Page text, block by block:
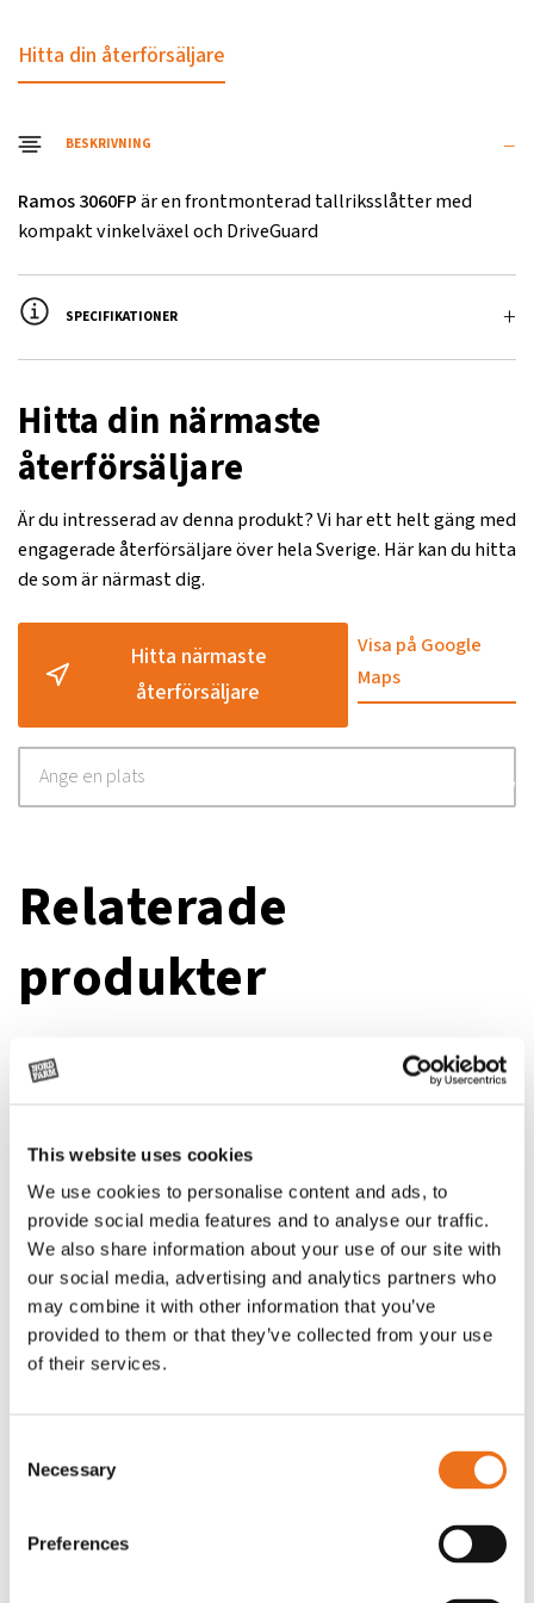
This website uses cookies
We use cookies to personalise content and ads, to
provide social media features and to analyse our traffic.
We also share information about your use of our site with
our social media, advertising and analytics partners who
may combine it with other information that you’ve
provided to them or that they’ve collected from your use
of their services.
Selection
Necessary
Preferences
Hitta din återförsäljare
BESKRIVNING
Ramos 3060FPär en frontmonterad tallriksslåtter med
kompakt vinkelväxel och DriveGuard
SPECIFIKATIONER
Arbetsbredd, mm
3000
Transportbredd, mm
3000
Driveguard
Standard
Effektbehov kW/hk
Knivar, antal
2 per tallrik
Transportlängd, mm
Montering
Front
Monteringstid, h
Strängbredd, mm
2000
Antal tallrikar
6
Vikt, kg
Hitta din närmaste
återförsäljare
Är du intresserad av denna produkt? Vi har ett helt gäng med
engagerade återförsäljare över hela Sverige. Här kan du hitta
de som är närmast dig.
Hitta närmaste
återförsäljare
Visa på Google
Maps
Relaterade
produkter
Rotor, komplett med slagor